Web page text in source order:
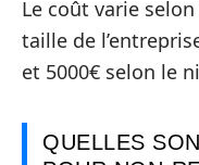
Le coût varie
taille de
et 5000€ selon le
QUELLES